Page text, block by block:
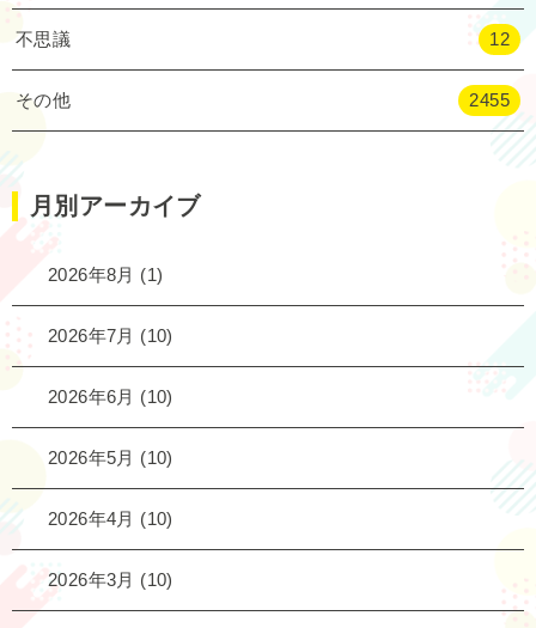
不思議 12
その他 2455
月別アーカイブ
2026年8月 (1)
2026年7月 (10)
2026年6月 (10)
2026年5月 (10)
2026年4月 (10)
2026年3月 (10)